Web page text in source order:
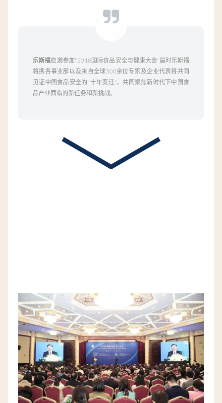
乐斯福应邀参加“2018国际食品安全与健康大会”届时乐斯福
将携各事业部以及来自全球500余位专家及企业代表将共同
见证中国食品安全的“十年变迁”，共同聚焦新时代下中国食
品产业面临的新任务和新挑战。